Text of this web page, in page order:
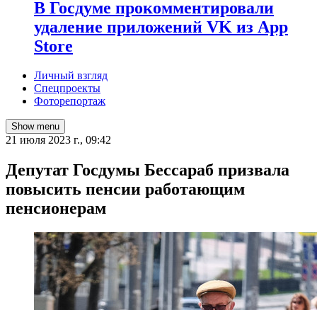
В Госдуме прокомментировали
удаление приложений VK из App
Store
Личный взгляд
Спецпроекты
Фоторепортаж
Show menu
21 июля 2023 г., 09:42
Депутат Госдумы Бессараб призвала
повысить пенсии работающим
пенсионерам